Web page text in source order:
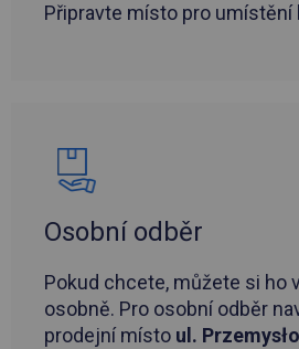
Připravte místo pro umístění
Osobní odběr
Pokud chcete, můžete si ho
osobně. Pro osobní odběr
prodejní místo ul.